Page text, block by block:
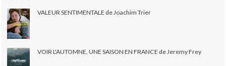
VALEUR SENTIMENTALE de Joachim Trier
VOIR L'AUTOMNE, UNE SAISON EN FRANCE de Jeremy Frey